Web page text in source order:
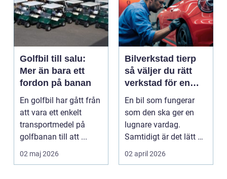
Golfbil till salu:
Mer än bara ett
fordon på banan
En golfbil har gått från
att vara ett enkelt
transportmedel på
golfbanan till att ...
02 maj 2026
Bilverkstad tierp
så väljer du rätt
verkstad för en
tryggare bilvardag
En bil som fungerar
som den ska ger en
lugnare vardag.
Samtidigt är det lätt att
skjuta upp service ...
02 april 2026